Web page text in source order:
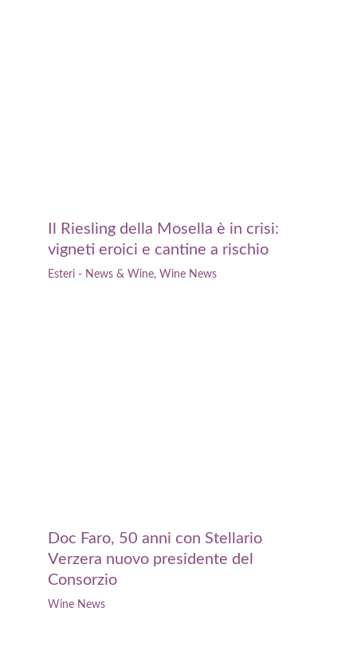
Il Riesling della Mosella è in crisi:
vigneti eroici e cantine a rischio
Esteri - News & Wine, Wine News
Doc Faro, 50 anni con Stellario
Verzera nuovo presidente del
Consorzio
Wine News